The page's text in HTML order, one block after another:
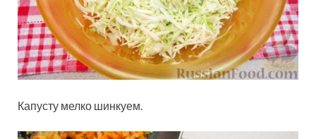
Капусту мелко шинкуем.